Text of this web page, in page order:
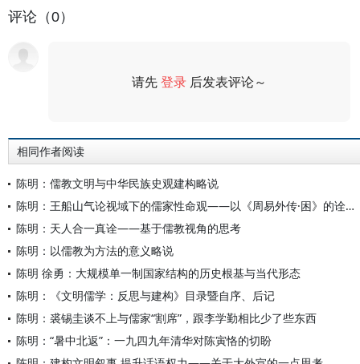
评论（0）
请先登录 后发表评论～
相同作者阅读
陈明：儒教文明与中华民族史观建构略说
陈明：王船山气论视域下的儒家性命观——以《周易外传·困》的诠释为中心
陈明：天人合一真诠——基于儒教视角的思考
陈明：以儒教为方法的意义略说
陈明 徐勇：大规模单一制国家结构的历史根基与当代形态
陈明：《文明儒学：反思与建构》目录暨自序、后记
陈明：裘锡圭谈不上与儒家“割席”，跟李学勤相比少了些东西
陈明：“暑中北返”：一九四九年清华对陈寅恪的切盼